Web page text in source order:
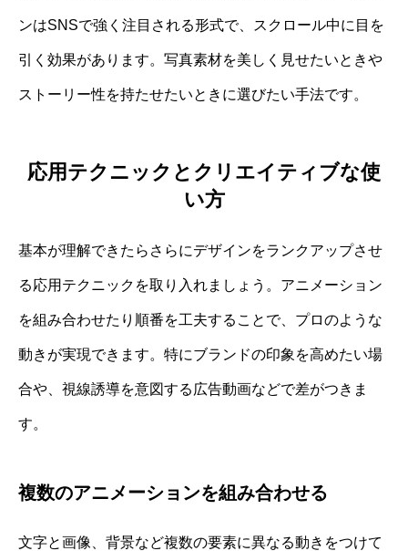
ンはSNSで強く注目される形式で、スクロール中に目を
引く効果があります。写真素材を美しく見せたいときや
ストーリー性を持たせたいときに選びたい手法です。
応用テクニックとクリエイティブな使
い方
基本が理解できたらさらにデザインをランクアップさせ
る応用テクニックを取り入れましょう。アニメーション
を組み合わせたり順番を工夫することで、プロのような
動きが実現できます。特にブランドの印象を高めたい場
合や、視線誘導を意図する広告動画などで差がつきま
す。
複数のアニメーションを組み合わせる
文字と画像、背景など複数の要素に異なる動きをつけて